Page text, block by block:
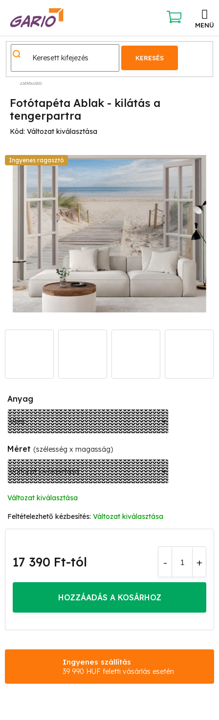
KERESÉS
KOSÁR
Tapéták
Fotótapéta Ablak - kilátás a
tengerpartra
Kód: Változat kiválasztása
Ingyenes ragasztó
Anyag
Méret (szélesség x magasság)
Változat kiválasztása
Változat kiválasztása
17 390 Ft-tól
HOZZÁADÁS A KOSÁRHOZ
Ingyenes szállítás
39 990 HUF feletti vásárlás esetén